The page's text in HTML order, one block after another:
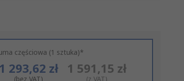
częściowa (1 sztuka)*
1 293,62 zł
(bez VAT)
1 591,15 zł
(z VAT)